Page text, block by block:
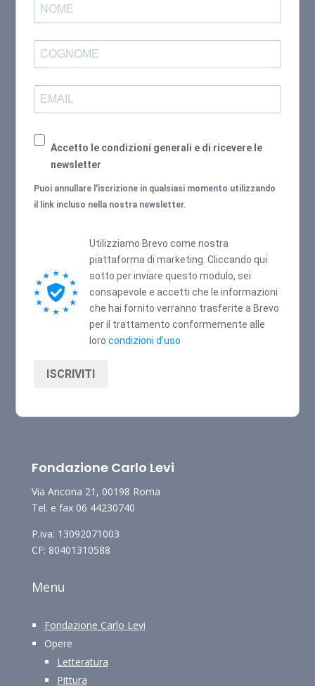
Accetto le condizioni generali e di ricevere le
newsletter
Puoi annullare l'iscrizione in qualsiasi momento utilizzando
il link incluso nella nostra newsletter.
Utilizziamo Brevo come nostra
piattaforma di marketing. Cliccando qui
sotto per inviare questo modulo, sei
consapevole e accetti che le informazioni
che hai fornito verranno trasferite a Brevo
per il trattamento conformemente alle
loro condizioni d'uso
ISCRIVITI
Fondazione Carlo Levi
Via Ancona 21, 00198 Roma
Tel. e fax 06 44230740
P.iva: 13092071003
CF: 80401310588
Menu
Fondazione Carlo Levi
Opere
Letteratura
Pittura